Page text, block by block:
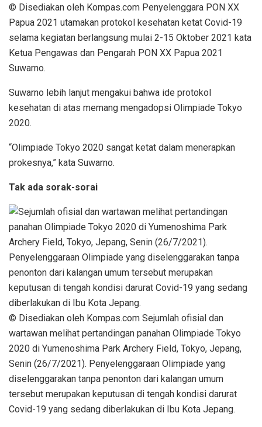
© Disediakan oleh Kompas.com Penyelenggara PON XX
Papua 2021 utamakan protokol kesehatan ketat Covid-19
selama kegiatan berlangsung mulai 2-15 Oktober 2021 kata
Ketua Pengawas dan Pengarah PON XX Papua 2021
Suwarno.
Suwarno lebih lanjut mengakui bahwa ide protokol
kesehatan di atas memang mengadopsi Olimpiade Tokyo
2020.
“Olimpiade Tokyo 2020 sangat ketat dalam menerapkan
prokesnya,” kata Suwarno.
Tak ada sorak-sorai
© Disediakan oleh Kompas.com Sejumlah ofisial dan
wartawan melihat pertandingan panahan Olimpiade Tokyo
2020 di Yumenoshima Park Archery Field, Tokyo, Jepang,
Senin (26/7/2021). Penyelenggaraan Olimpiade yang
diselenggarakan tanpa penonton dari kalangan umum
tersebut merupakan keputusan di tengah kondisi darurat
Covid-19 yang sedang diberlakukan di Ibu Kota Jepang.